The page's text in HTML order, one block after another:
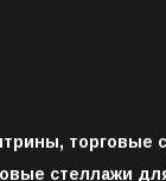
торговые
стеллажи